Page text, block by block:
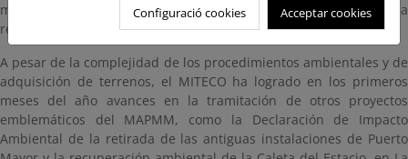
millones de euros, así como la culminación de la fase I de la
recuperación de las ramblas mineras.
A pesar de la complejidad de los procedimientos ambientales y de
adquisición de terrenos, el MITECO ha logrado en los primeros
meses del año avances en la tramitación de otros proyectos
emblemáticos del MAPMM, como la Declaración de Impacto
Ambiental de la retirada de las antiguas instalaciones de Puerto
Configuració cookies Acceptar cookies